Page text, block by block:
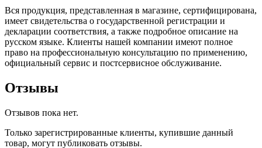
Вся продукция, представленная в магазине, сертифицирована,
имеет свидетельства о государственной регистрации и
декларации соответствия, а также подробное описание на
русском языке. Клиенты нашей компании имеют полное
право на профессиональную консультацию по применению,
официальный сервис и постсервисное обслуживание.
Отзывы
Отзывов пока нет.
Только зарегистрированные клиенты, купившие данный
товар, могут публиковать отзывы.